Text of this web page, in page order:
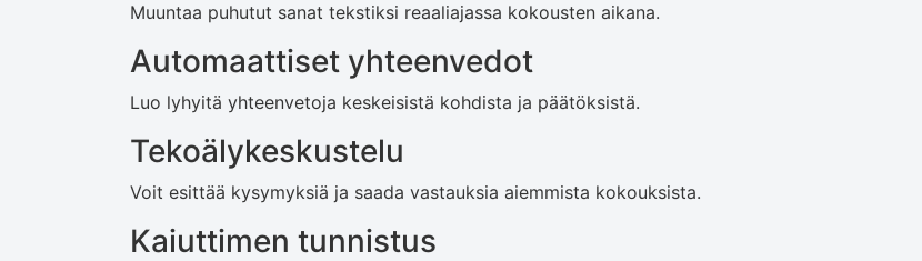
Muuntaa puhutut sanat tekstiksi reaaliajassa kokousten aikana.
Automaattiset yhteenvedot
Luo lyhyitä yhteenvetoja keskeisistä kohdista ja päätöksistä.
Tekoälykeskustelu
Voit esittää kysymyksiä ja saada vastauksia aiemmista kokouksista.
Kaiuttimen tunnistus